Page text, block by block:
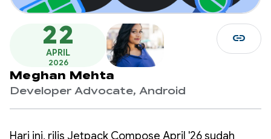
22
APRIL
2026
Meghan Mehta
Developer Advocate, Android
link
Hari ini, rilis Jetpack Compose April '26 sudah